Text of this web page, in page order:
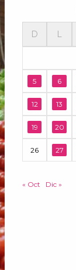
D L
5 6
12 13
19 20
26 27
« Oct Dic »